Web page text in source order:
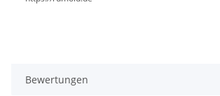
Bewertungen